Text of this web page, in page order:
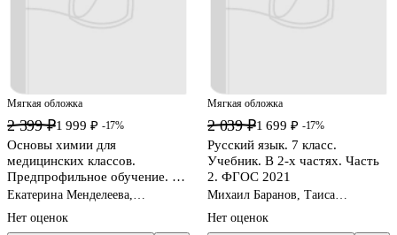
Мягкая обложка
2 399 ₽1 999 ₽ -17%
Основы химии для
медицинских классов.
Предпрофильное обучение. 7
класс. Учебник. Углублённый
Екатерина Менделеева,
Нет оценок
Мягкая обложка
2 039 ₽1 699 ₽ -17%
Русский язык. 7 класс.
Учебник. В 2-х частях. Часть
2. ФГОС 2021
Михаил Баранов, Таиса
Тростенцова
Нет оценок